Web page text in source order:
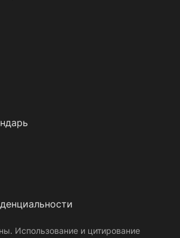
Использование и цитирование